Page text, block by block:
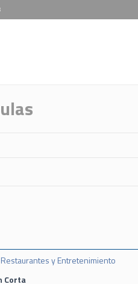
Restaurantes y Entretenimiento
Corta